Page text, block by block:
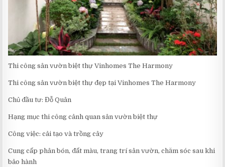
Thi công sân vườn biệt thự Vinhomes The Harmony
Thi công sân vườn biệt thự đẹp tại Vinhomes The Harmony
Chủ đầu tư: Đỗ Quân
Hạng mục thi công cảnh quan sân vườn biệt thự
Công việc: cải tạo và trồng cây
Cung cấp phân bón, đất màu, trang trí sân vườn, chăm sóc sau khi
bảo hành